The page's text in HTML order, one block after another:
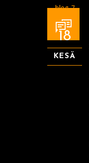
18
KESÄ